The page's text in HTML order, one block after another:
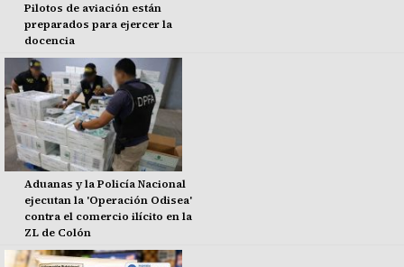
Pilotos de aviación están
preparados para ejercer la
docencia
Aduanas y la Policía Nacional
ejecutan la 'Operación Odisea'
contra el comercio ilícito en la
ZL de Colón